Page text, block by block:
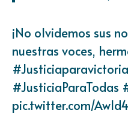
¡No olvidemos sus
nuestras voces,
#Justiciaparavictoria
#JusticiaParaTodas
pic.twitter.com/